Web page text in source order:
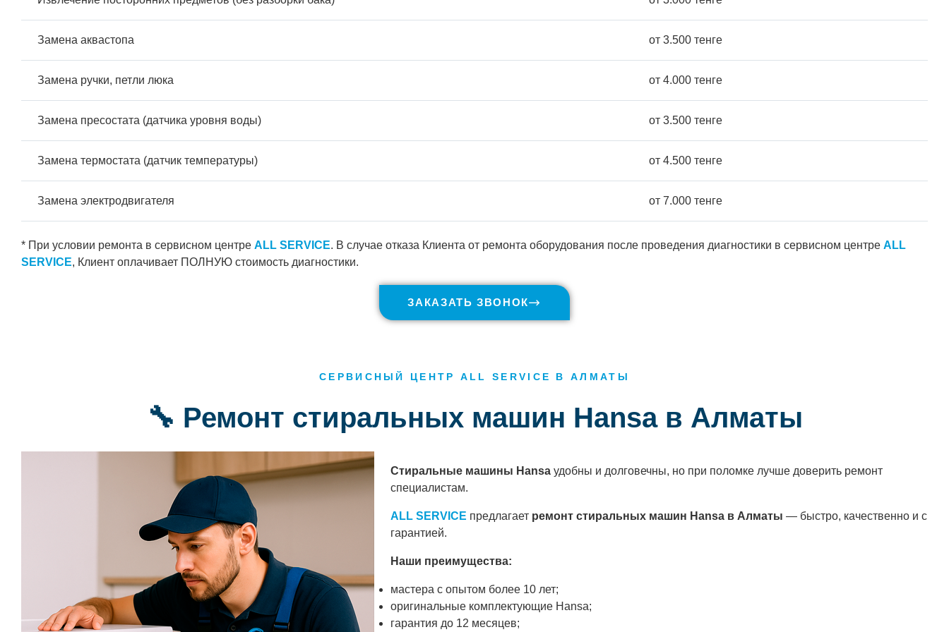
Замена аквастопа от 3.500 тенге
Замена ручки, петли люка от 4.000 тенге
Замена пресостата (датчика уровня воды) от 3.500 тенге
Замена термостата (датчик температуры) от 4.500 тенге
Замена электродвигателя от 7.000 тенге
* При условии ремонта в сервисном центре ALL SERVICE. В случае отказа Клиента от ремонта оборудования после проведения диагностики в сервисном центре ALL
SERVICE, Клиент оплачивает ПОЛНУЮ стоимость диагностики.
ЗАКАЗАТЬ ЗВОНОК
СЕРВИСНЫЙ ЦЕНТР ALL SERVICE В АЛМАТЫ
🔧 Ремонт стиральных машин Hansa в Алматы
Стиральные машины Hansaудобны и долговечны, но при поломке лучше доверить ремонт
специалистам.
ALL SERVICE предлагает ремонт стиральных машин Hansa в Алматы — быстро, качественно и с
гарантией.
Наши преимущества:
мастера с опытом более 10 лет;
оригинальные комплектующие Hansa;
гарантия до 12 месяцев;